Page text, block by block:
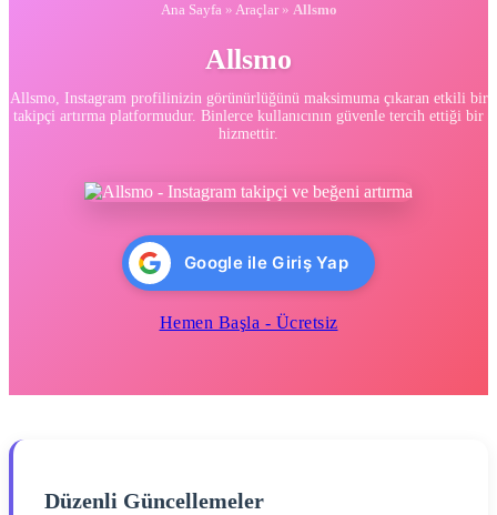
Ana Sayfa» Araçlar» Allsmo
Allsmo
Allsmo, Instagram profilinizin görünürlüğünü maksimuma çıkaran etkili bir
takipçi artırma platformudur. Binlerce kullanıcının güvenle tercih ettiği bir
hizmettir.
Google ile Giriş Yap
Hemen Başla - Ücretsiz
Düzenli Güncellemeler